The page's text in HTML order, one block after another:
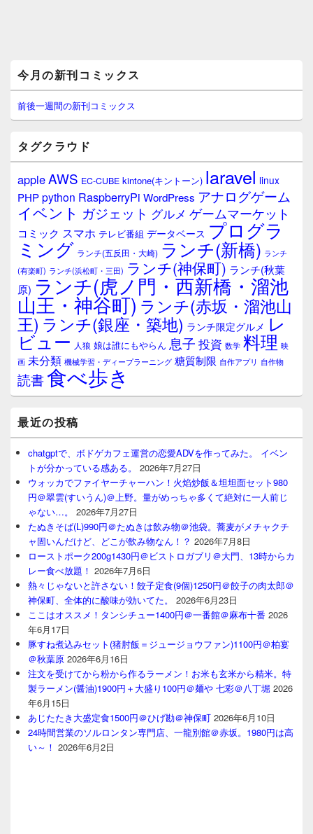
イ
ン
サ
イ
ウ
ィ
ジ
ェ
ア
今月の新刊コミックス
前後一週間の新刊コミックス
タグクラウド
appleAWS EC-CUBE kintone(キントーン) laravel linux
PHPpython RaspberryPi WordPress アナログゲーム
イベント ガジェット グルメ ゲームマーケット
コミック スマホ テレビ番組 データベース プログラ
ミング ランチ(五反田・大崎) ランチ(新橋) ランチ
(有楽町) ランチ(浜松町・三田) ランチ(神保町) ランチ(秋葉
原) ランチ(虎ノ門・西新橋・溜池
山王・神谷町) ランチ(赤坂・溜池山
王) ランチ(銀座・築地) ランチ限定グルメ レ
ビュー 人狼 娘は誰にもやらん 息子 投資 数学 料理 映
画 未分類 機械学習・ディープラーニング 糖質制限 自作アプリ 自作物
読書食べ歩き
最近の投稿
chatgptで、ボドゲカフェ運営の恋愛ADVを作ってみた。 イベン
トが分かっている感ある。
2026年7月27日
ウォッカでファイヤーチャーハン！火焰炒飯＆坦坦面セット980
円＠翠雲(すいうん)＠上野。量がめっちゃ多くて絶対に一人前じ
ゃない…。
2026年7月27日
たぬきそば(L)990円＠たぬきは飲み物＠池袋。蕎麦がメチャクチ
ャ固いんだけど、どこが飲み物なん！？ 2026年7月8日
ローストポーク200g1430円＠ビストロガブリ＠大門、13時からカ
レー食べ放題！ 2026年7月6日
熱々じゃないと許さない！餃子定食(9個)1250円＠餃子の肉太郎＠
神保町、全体的に酸味が効いてた。
2026年6月23日
ここはオススメ！タンシチュー1400円＠一番館＠麻布十番 2026
年6月17日
豚すね煮込みセット(猪肘飯＝ジュージョウファン)1100円＠柏宴
＠秋葉原 2026年6月16日
注文を受けてから粉から作るラーメン！お米も玄米から精米。特
製ラーメン(醤油)1900円＋大盛り100円＠麺や 七彩＠八丁堀 2026
年6月15日
あじたたき大盛定食1500円＠ひげ勘＠神保町 2026年6月10日
24時間営業のソルロンタン専門店、一龍別館＠赤坂。1980円は高
い～！ 2026年6月2日